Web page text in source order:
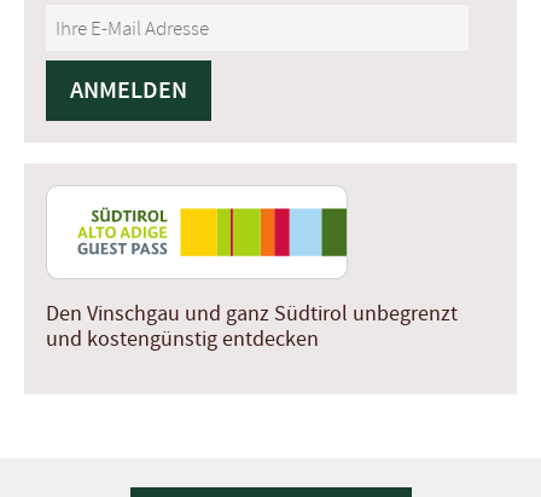
Den Vinschgau und ganz Südtirol unbegrenzt
und kostengünstig entdecken